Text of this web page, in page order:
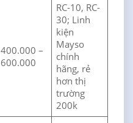
400.000 –
600.000
RC-10, RC-
30; Linh
kiện
Mayso
chính
hãng, rẻ
hơn thị
trường
200k